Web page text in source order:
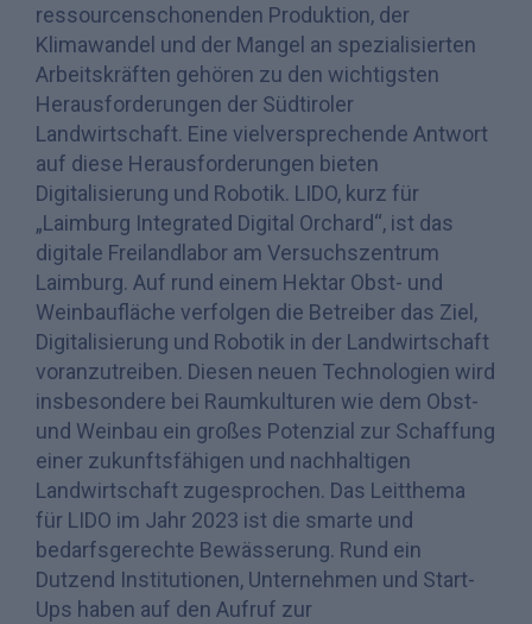
ressourcenschonenden Produktion, der
Klimawandel und der Mangel an spezialisierten
Arbeitskräften gehören zu den wichtigsten
Herausforderungen der Südtiroler
Landwirtschaft. Eine vielversprechende Antwort
auf diese Herausforderungen bieten
Digitalisierung und Robotik. LIDO, kurz für
„Laimburg Integrated Digital Orchard“, ist das
digitale Freilandlabor am Versuchszentrum
Laimburg. Auf rund einem Hektar Obst- und
Weinbaufläche verfolgen die Betreiber das Ziel,
Digitalisierung und Robotik in der Landwirtschaft
voranzutreiben. Diesen neuen Technologien wird
insbesondere bei Raumkulturen wie dem Obst-
und Weinbau ein großes Potenzial zur Schaffung
einer zukunftsfähigen und nachhaltigen
Landwirtschaft zugesprochen. Das Leitthema
für LIDO im Jahr 2023 ist die smarte und
bedarfsgerechte Bewässerung. Rund ein
Dutzend Institutionen, Unternehmen und Start-
Ups haben auf den Aufruf zur